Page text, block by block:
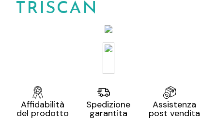
TRISCAN
Affidabilità
del prodotto
Spedizione
garantita
Assistenza
post vendita